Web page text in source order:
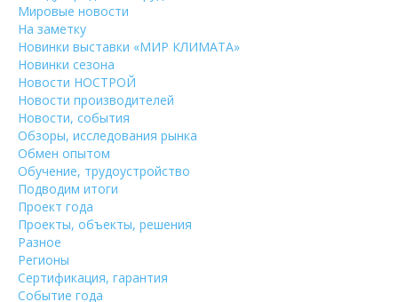
Мировые новости
На заметку
Новинки выставки «МИР КЛИМАТА»
Новинки сезона
Новости НОСТРОЙ
Новости производителей
Новости, события
Обзоры, исследования рынка
Обмен опытом
Обучение, трудоустройство
Подводим итоги
Проект года
Проекты, объекты, решения
Разное
Регионы
Сертификация, гарантия
Событие года